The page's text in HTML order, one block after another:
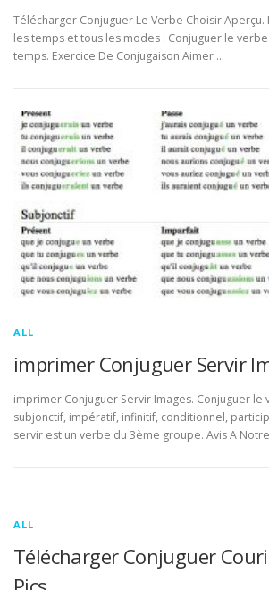
Télécharger Conjuguer Le Verbe Choisir
les temps et tous les modes : Conjuguer le
temps. Exercice De Conjugaison Aimer …
ALL
imprimer Conjuguer Servir
imprimer Conjuguer Servir Images. Conjuguer le
subjonctif, impératif, infinitif, conditionnel,
servir est un verbe du 3ème groupe. Avis A
ALL
Télécharger Conjuguer